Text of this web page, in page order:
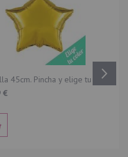
45cm. Pincha y elige tu color
€